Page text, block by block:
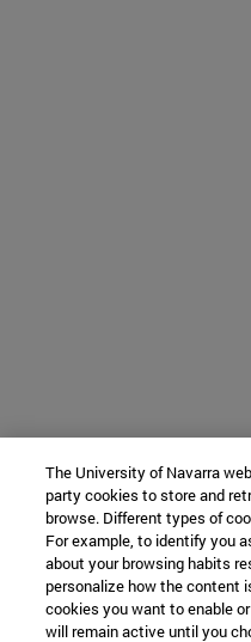
The University of Navarra
party cookies to store and
browse. Different types of
For example, to identify you
about your browsing habits
personalize how the content
cookies you want to enable
will remain active until you